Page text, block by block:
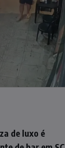
de luxo é